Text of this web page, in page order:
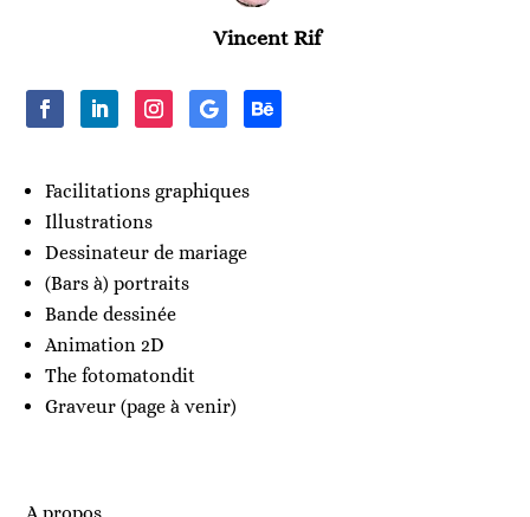
Vincent Rif
Facilitations graphiques
Illustrations
Dessinateur de mariage
(Bars à) portraits
Bande dessinée
Animation 2D
The fotomatondit
Graveur (page à venir)